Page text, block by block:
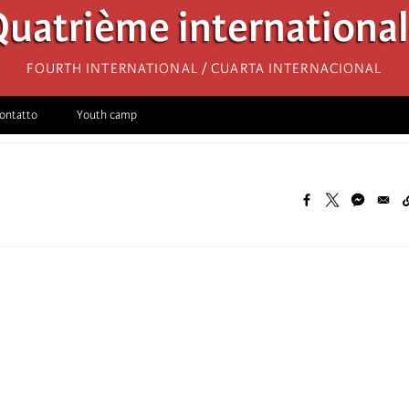
Fourth International / Cuarta Internacional
Youth camp